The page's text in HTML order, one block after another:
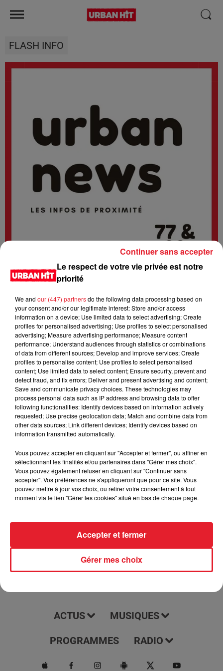
FLASH INFO
0:00 2 min 42 sec
22 mai 2026 - 2 min 42 sec
URBANNEWS 07H00 du 22.05.2026
Urban News est un podcast d'actualités qui vous tient
informé de tout ce qui se passe dans les départements 77 et
93. Il est disponible en direct sur la radio Urban hit et en
podcast tous les jours à 7h15. Il vous offre une couverture
complète et à jour des dernières nouvelles, des événements
et des tendances de ces régions. Écoutez-le pour rester
informé et être au courant de tout ce qui se passe dans votre
région.
ACTUS MUSIQUES
PROGRAMMES RADIO
Le respect de votre vie privée est notre
priorité
We and our (447) partnersdo the following data processing based on
your consent and/or our legitimate interest: Store and/or access
information on a device; Use limited data to select advertising; Create
profiles for personalised advertising; Use profiles to select personalised
advertising; Measure advertising performance; Measure content
performance; Understand audiences through statistics or combinations
of data from different sources; Develop and improve services; Create
profiles to personalise content; Use profiles to select personalised
content; Use limited data to select content; Ensure security, prevent and
detect fraud, and fix errors; Deliver and present advertising and content;
Save and communicate privacy choices. These technologies may
process personal data such as IP address and browsing data to offer
following functionalities: Identify devices based on information actively
requested; Use precise geolocation data; Match and combine data from
other data sources; Link different devices; Identify devices based on
information transmitted automatically.
Vous pouvez accepter en cliquant sur "Accepter et fermer", ou affiner en
sélectionnant les finalités et/ou partenaires dans "Gérer mes choix".
Vous pouvez également refuser en cliquant sur "Continuer sans
accepter". Vos préférences ne s'appliqueront que pour ce site. Vous
pouvez mettre à jour vos choix, ou retirer votre consentement à tout
moment via le lien "Gérer les cookies" situé en bas de chaque page.
Gérer mes choix
Accepter et fermer
Continuer sans accepter